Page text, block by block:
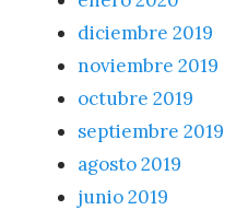
diciembre 2019
noviembre 2019
octubre 2019
septiembre 2019
agosto 2019
junio 2019